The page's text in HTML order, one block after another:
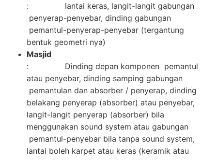
: lantai keras, langit-langit gabungan
penyerap-penyebar, dinding gabungan
pemantul-penyerap-penyebar (tergantung
bentuk geometri nya)
Masjid
: Dinding depan komponen pemantul
atau penyebar, dinding samping gabungan
pemantulan dan absorber / penyerap, dinding
belakang penyerap (absorber) atau penyebar,
langit-langit penyerap (absorber) bila
menggunakan sound system atau gabungan
pemantul-penyebar bila tanpa sound system,
lantai boleh karpet atau keras (keramik atau